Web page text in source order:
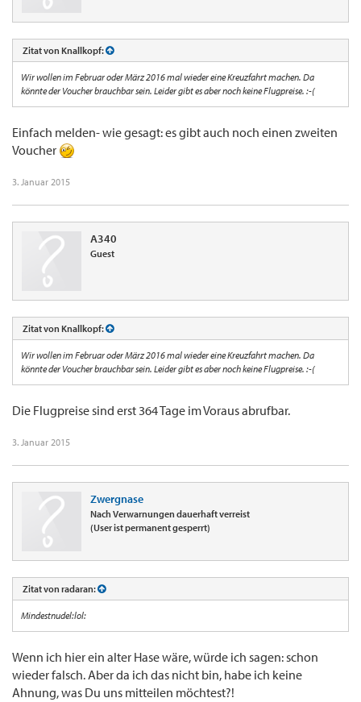
Zitat von Knallkopf:
Wir wollen im Februar oder März 2016 mal wieder eine Kreuzfahrt machen. Da
könnte der Voucher brauchbar sein. Leider gibt es aber noch keine Flugpreise. :-(
Einfach melden- wie gesagt: es gibt auch noch einen zweiten
Voucher
3. Januar 2015
A340
Guest
Zitat von Knallkopf:
Wir wollen im Februar oder März 2016 mal wieder eine Kreuzfahrt machen. Da
könnte der Voucher brauchbar sein. Leider gibt es aber noch keine Flugpreise. :-(
Die Flugpreise sind erst 364 Tage im Voraus abrufbar.
3. Januar 2015
Zwergnase
Nach Verwarnungen dauerhaft verreist
(User ist permanent gesperrt)
Zitat von radaran:
Mindestnudel:lol:
Wenn ich hier ein alter Hase wäre, würde ich sagen: schon
wieder falsch. Aber da ich das nicht bin, habe ich keine
Ahnung, was Du uns mitteilen möchtest?!